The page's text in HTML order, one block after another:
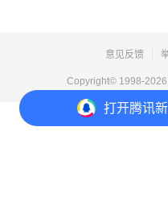
打开腾讯
意见反馈
Copyright© 1998-2026